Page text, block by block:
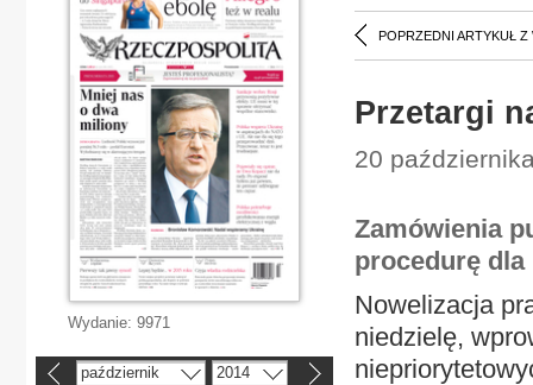
POPRZEDNI ARTYKUŁ Z
Przetargi
20
Zamówienia
procedurę
Nowelizacja
niedzielę,
Wydanie: 9971
październik 2014